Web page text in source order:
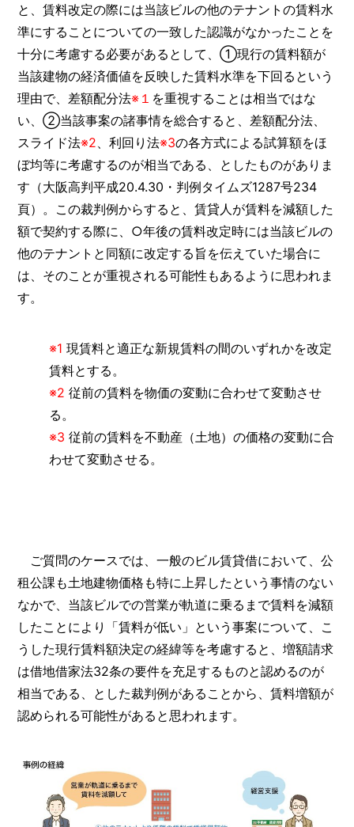
と、賃料改定の際には当該ビルの他のテナントの賃料水
準にすることについての一致した認識がなかったことを
十分に考慮する必要があるとして、①現行の賃料額が
当該建物の経済価値を反映した賃料水準を下回るという
理由で、差額配分法※１ を重視することは相当ではな
い、②当該事案の諸事情を総合すると、差額配分法、
スライド法※2、利回り法※3の各方式による試算額をほ
ぼ均等に考慮するのが相当である、としたものがありま
す（大阪高判平成20.4.30・判例タイムズ1287号234
頁）。この裁判例からすると、賃貸人が賃料を減額した
額で契約する際に、○年後の賃料改定時には当該ビルの
他のテナントと同額に改定する旨を伝えていた場合に
は、そのことが重視される可能性もあるように思われま
す。
※1 現賃料と適正な新規賃料の間のいずれかを改定
賃料とする。
※2 従前の賃料を物価の変動に合わせて変動させ
る。
※3 従前の賃料を不動産（土地）の価格の変動に合
わせて変動させる。
ご質問のケースでは、一般のビル賃貸借において、公
租公課も土地建物価格も特に上昇したという事情のない
なかで、当該ビルでの営業が軌道に乗るまで賃料を減額
したことにより「賃料が低い」という事案について、こ
うした現行賃料額決定の経緯等を考慮すると、増額請求
は借地借家法32条の要件を充足するものと認めるのが
相当である、とした裁判例があることから、賃料増額が
認められる可能性があると思われます。